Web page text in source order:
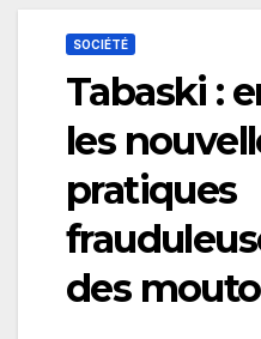
SOCIÉTÉ
Tabaski :
les
pratiques
des